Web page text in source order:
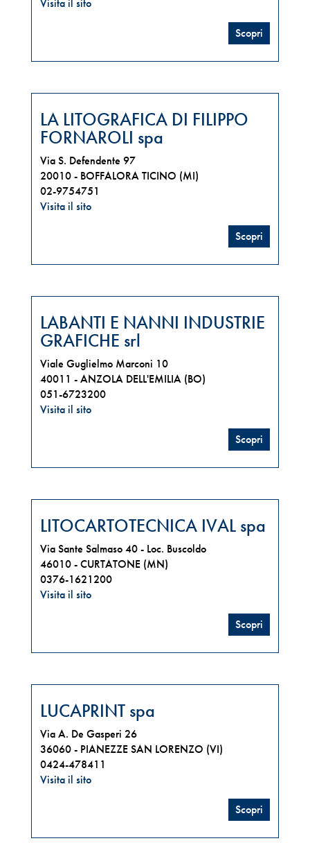
Visita il sito
Scopri
LA LITOGRAFICA DI FILIPPO
FORNAROLI spa
Via S. Defendente 97
20010 - BOFFALORA TICINO (MI)
02-9754751
Visita il sito
Scopri
LABANTI E NANNI INDUSTRIE
GRAFICHE srl
Viale Guglielmo Marconi 10
40011 -ANZOLA DELL'EMILIA (BO)
051-6723200
Visita il sito
Scopri
LITOCARTOTECNICA IVAL spa
Via Sante Salmaso 40 - Loc. Buscoldo
46010 -CURTATONE (MN)
0376-1621200
Visita il sito
Scopri
LUCAPRINT spa
Via A. De Gasperi 26
36060 - PIANEZZE SAN LORENZO (VI)
0424-478411
Visita il sito
Scopri